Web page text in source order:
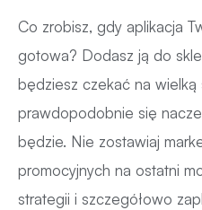
Co zrobisz, gdy aplikacja
gotowa? Dodasz ją do
będziesz czekać na wielką
prawdopodobnie się
będzie. Nie zostawiaj
promocyjnych na ostatni
strategii i szczegółowo